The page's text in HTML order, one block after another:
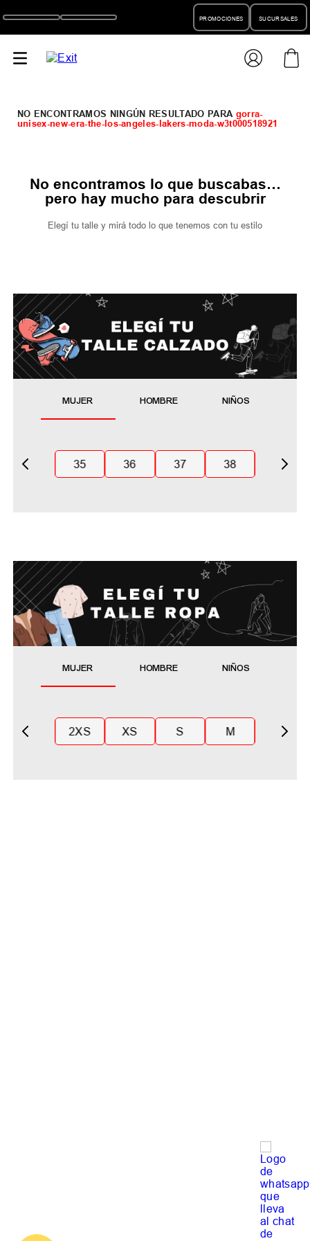
PROMOCIONES SUCURSALES
gorra-
unisex-new-era-the-los-angeles-lakers-moda-w3t000518921
No encontramos lo que buscabas…
pero hay mucho para descubrir
Elegí tu talle y mirá todo lo que tenemos con tu estilo
MUJER HOMBRE NIÑOS
35 36 37 38
MUJER HOMBRE NIÑOS
2XS XS S M